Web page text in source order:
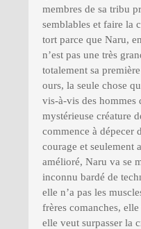
membres de sa tribu
semblables et faire la
tort parce que Naru,
n’est pas une très
totalement sa
ours, la seule chose
vis-à-vis des hommes
mystérieuse créature
commence à dépecer
courage et seulement
amélioré, Naru va se
inconnu bardé de
elle n’a pas les
frères comanches,
elle veut surpasser la